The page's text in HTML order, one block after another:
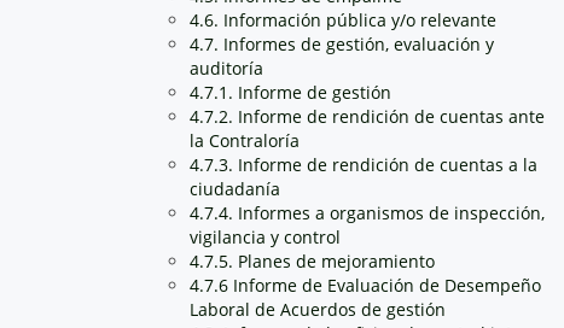
4.6. Información pública y/o relevante
4.7. Informes de gestión, evaluación y
auditoría
4.7.1. Informe de gestión
4.7.2. Informe de rendición de cuentas ante
la Contraloría
4.7.3. Informe de rendición de cuentas a la
ciudadanía
4.7.4. Informes a organismos de inspección,
vigilancia y control
4.7.5. Planes de mejoramiento
4.7.6 Informe de Evaluación de Desempeño
Laboral de Acuerdos de gestión